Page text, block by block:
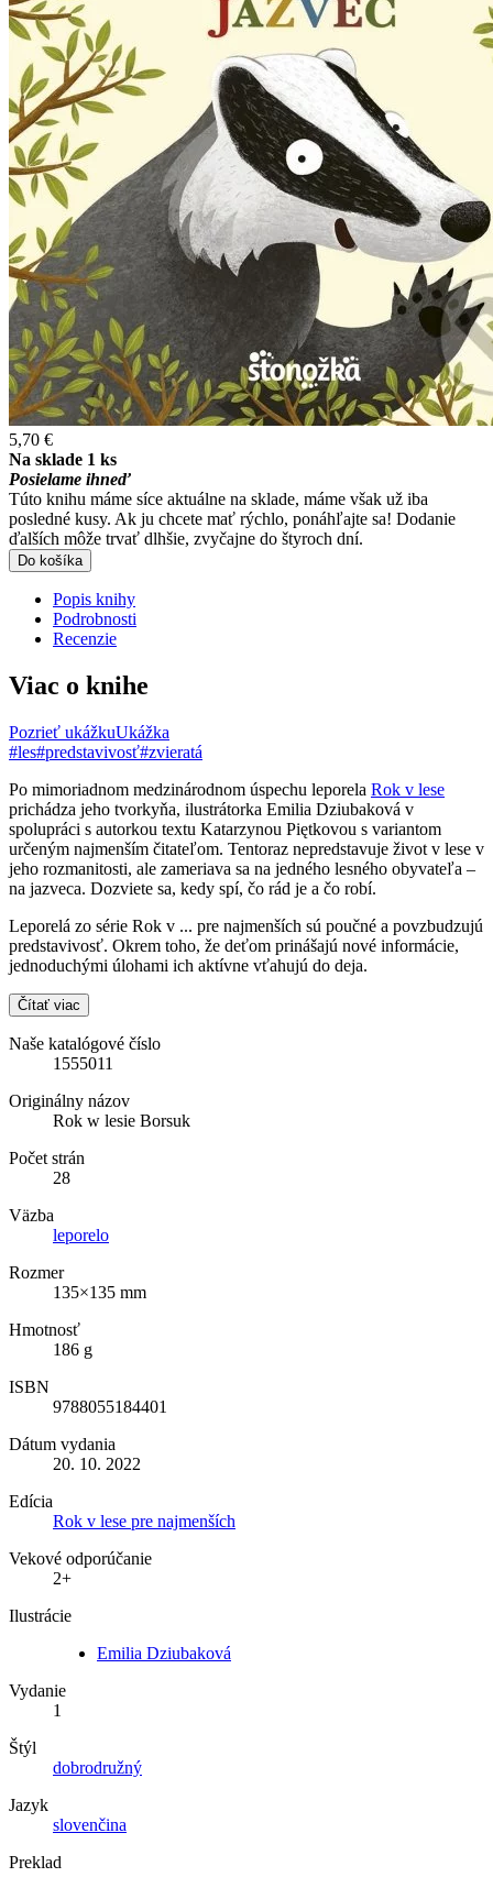
5,70 €
Na sklade 1 ks
Posielame ihneď
Túto knihu máme síce aktuálne na sklade, máme však už iba
posledné kusy. Ak ju chcete mať rýchlo, ponáhľajte sa! Dodanie
ďalších môže trvať dlhšie, zvyčajne do štyroch dní.
Do košíka
Popis knihy
Podrobnosti
Recenzie
Viac o knihe
Pozrieť ukážkuUkážka
#les#predstavivosť#zvieratá
Po mimoriadnom medzinárodnom úspechu leporela Rok v lese
prichádza jeho tvorkyňa, ilustrátorka Emilia Dziubaková v
spolupráci s autorkou textu Katarzynou Piętkovou s variantom
určeným najmenším čitateľom. Tentoraz nepredstavuje život v lese v
jeho rozmanitosti, ale zameriava sa na jedného lesného obyvateľa –
na jazveca. Dozviete sa, kedy spí, čo rád je a čo robí.
Leporelá zo série Rok v ... pre najmenších sú poučné a povzbudzujú
predstavivosť. Okrem toho, že deťom prinášajú nové informácie,
jednoduchými úlohami ich aktívne vťahujú do deja.
Čítať viac
Naše katalógové číslo
1555011
Originálny názov
Rok w lesie Borsuk
Počet strán
28
Väzba
leporelo
Rozmer
135×135 mm
Hmotnosť
186 g
ISBN
9788055184401
Dátum vydania
20. 10. 2022
Edícia
Rok v lese pre najmenších
Vekové odporúčanie
2+
Ilustrácie
Emilia Dziubaková
Vydanie
1
Štýl
dobrodružný
Jazyk
slovenčina
Preklad